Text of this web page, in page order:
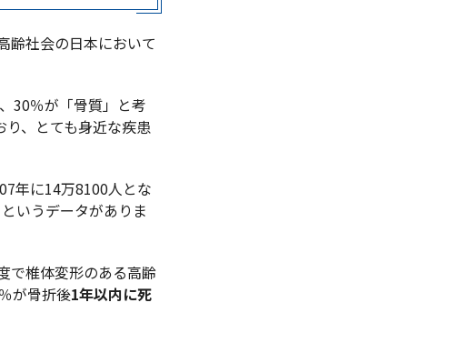
齢社会の日本において
30％が「骨質」と考
り、とても身近な疾患
年に14万8100人とな
いうデータがありま
で椎体変形のある高齢
が骨折後1年以内に死